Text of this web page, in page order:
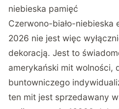
niebieska pamięć
Czerwono-biało-niebieska
2026 nie jest więc
dekoracją. Jest to
amerykański mit wolności,
buntowniczego
ten mit jest sprzedawany